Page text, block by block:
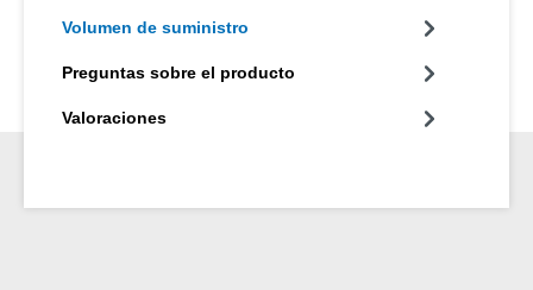
Volumen de suministro
Preguntas sobre el producto
Valoraciones